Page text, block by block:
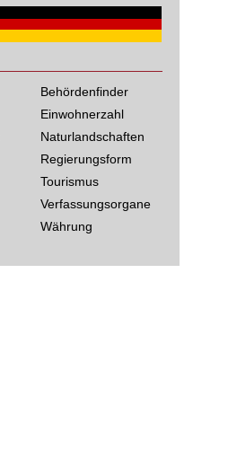
Behördenfinder
Einwohnerzahl
Naturlandschaften
Regierungsform
Tourismus
Verfassungsorgane
Währung